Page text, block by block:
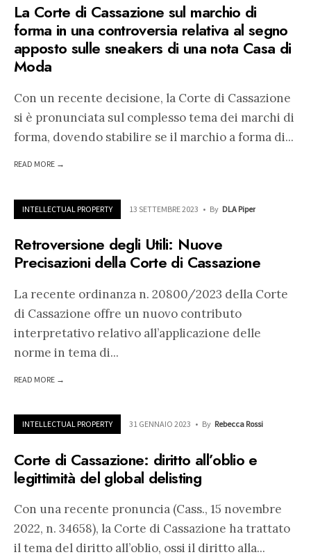
La Corte di Cassazione sul marchio di
forma in una controversia relativa al segno
apposto sulle sneakers di una nota Casa di
Moda
Con un recente decisione, la Corte di Cassazione
si è pronunciata sul complesso tema dei marchi di
forma, dovendo stabilire se il marchio a forma di...
READ MORE →
INTELLECTUAL PROPERTY 13 SETTEMBRE 2023 • By DLA Piper
Retroversione degli Utili: Nuove
Precisazioni della Corte di Cassazione
La recente ordinanza n. 20800/2023 della Corte
di Cassazione offre un nuovo contributo
interpretativo relativo all’applicazione delle
norme in tema di...
READ MORE →
INTELLECTUAL PROPERTY 31 GENNAIO 2023 • By Rebecca Rossi
Corte di Cassazione: diritto all’oblio e
legittimità del global delisting
Con una recente pronuncia (Cass., 15 novembre
2022, n. 34658), la Corte di Cassazione ha trattato
il tema del diritto all’oblio, ossi il diritto alla...